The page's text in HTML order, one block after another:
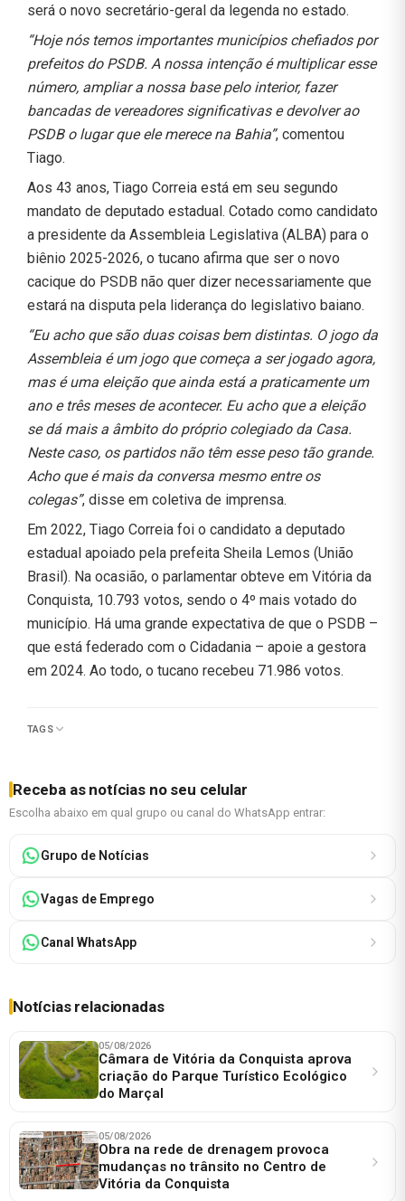
será o novo secretário-geral da legenda no estado.
“Hoje nós temos importantes municípios chefiados por
prefeitos do PSDB. A nossa intenção é multiplicar esse
número, ampliar a nossa base pelo interior, fazer
bancadas de vereadores significativas e devolver ao
PSDB o lugar que ele merece na Bahia”, comentou
Tiago.
Aos 43 anos, Tiago Correia está em seu segundo
mandato de deputado estadual. Cotado como candidato
a presidente da Assembleia Legislativa (ALBA) para o
biênio 2025-2026, o tucano afirma que ser o novo
cacique do PSDB não quer dizer necessariamente que
estará na disputa pela liderança do legislativo baiano.
“Eu acho que são duas coisas bem distintas. O jogo da
Assembleia é um jogo que começa a ser jogado agora,
mas é uma eleição que ainda está a praticamente um
ano e três meses de acontecer. Eu acho que a eleição
se dá mais a âmbito do próprio colegiado da Casa.
Neste caso, os partidos não têm esse peso tão grande.
Acho que é mais da conversa mesmo entre os
colegas”, disse em coletiva de imprensa.
Em 2022, Tiago Correia foi o candidato a deputado
estadual apoiado pela prefeita Sheila Lemos (União
Brasil). Na ocasião, o parlamentar obteve em Vitória da
Conquista, 10.793 votos, sendo o 4º mais votado do
município. Há uma grande expectativa de que o PSDB –
que está federado com o Cidadania – apoie a gestora
em 2024. Ao todo, o tucano recebeu 71.986 votos.
TAGS
Receba as notícias no seu celular
Escolha abaixo em qual grupo ou canal do WhatsApp entrar:
Grupo de Notícias
Vagas de Emprego
Canal WhatsApp
Notícias relacionadas
05/08/2026
Câmara de Vitória da Conquista aprova
criação do Parque Turístico Ecológico
do Marçal
05/08/2026
Obra na rede de drenagem provoca
mudanças no trânsito no Centro de
Vitória da Conquista